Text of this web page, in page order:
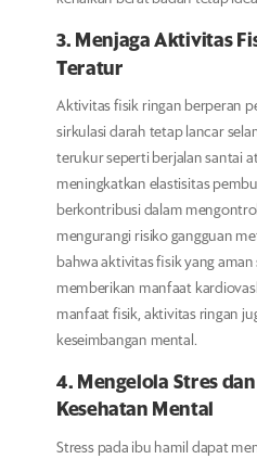
3. Menjaga Aktivitas
Teratur
Aktivitas fisik ringan berperan
sirkulasi darah tetap lancar
terukur seperti berjalan santai
meningkatkan elastisitas
berkontribusi dalam
mengurangi risiko gangguan
bahwa aktivitas fisik yang
memberikan manfaat
manfaat fisik, aktivitas ringan
keseimbangan mental.
4. Mengelola Stres
Kesehatan Mental
Stress pada ibu hamil dapat